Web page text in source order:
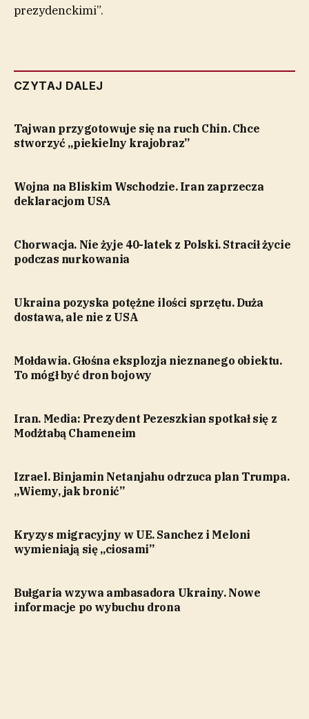
prezydenckimi”.
CZYTAJ DALEJ
Tajwan przygotowuje się na ruch Chin. Chce
stworzyć „piekielny krajobraz”
Wojna na Bliskim Wschodzie. Iran zaprzecza
deklaracjom USA
Chorwacja. Nie żyje 40-latek z Polski. Stracił życie
podczas nurkowania
Ukraina pozyska potężne ilości sprzętu. Duża
dostawa, ale nie z USA
Mołdawia. Głośna eksplozja nieznanego obiektu.
To mógł być dron bojowy
Iran. Media: Prezydent Pezeszkian spotkał się z
Modżtabą Chameneim
Izrael. Binjamin Netanjahu odrzuca plan Trumpa.
„Wiemy, jak bronić”
Kryzys migracyjny w UE. Sanchez i Meloni
wymieniają się „ciosami”
Bułgaria wzywa ambasadora Ukrainy. Nowe
informacje po wybuchu drona